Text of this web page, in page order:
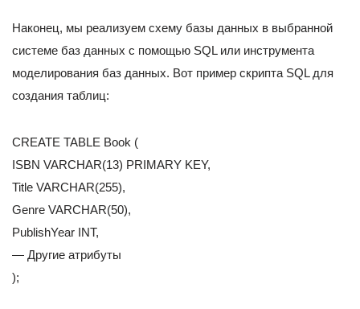
Наконец, мы реализуем схему базы данных в выбранной
системе баз данных с помощью SQL или инструмента
моделирования баз данных. Вот пример скрипта SQL для
создания таблиц:
CREATE TABLE Book (
ISBN VARCHAR(13) PRIMARY KEY,
Title VARCHAR(255),
Genre VARCHAR(50),
PublishYear INT,
— Другие атрибуты
);